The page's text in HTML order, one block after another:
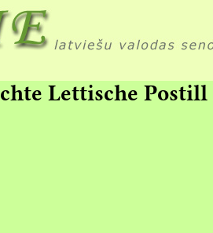
Lettische Postill